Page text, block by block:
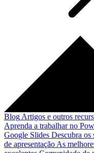
Blog Artigos e outros
Aprenda a trabalhar no
Google Slides Descubra os
de apresentação As